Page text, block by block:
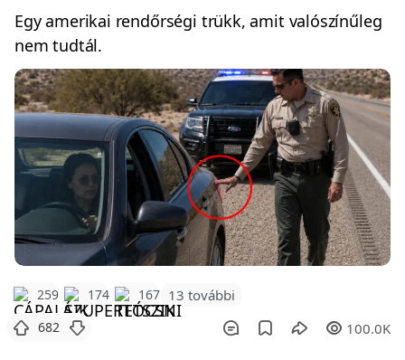
Egy amerikai rendőrségi trükk, amit valószínűleg
nem tudtál.
259 174 167 13 további
682 100.0K